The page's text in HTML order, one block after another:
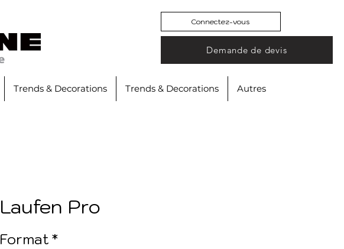
Connectez-vous
Demande de devis
Trends & Decorations Trends & Decorations Autres
Laufen Pro
Format*